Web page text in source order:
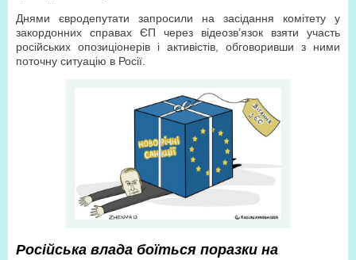
Днями євродепутати запросили на засідання комітету у
закордонних справах ЄП через відеозв’язок взяти участь
російських опозиціонерів і активістів, обговоривши з ними
поточну ситуацію в Росії.
Російська влада боїться поразки на